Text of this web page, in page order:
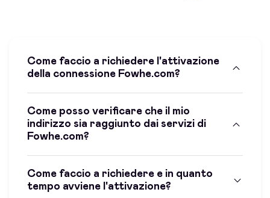
Come faccio a richiedere l'attivazione
della connessione Fowhe.com?
Come posso verificare che il mio
indirizzo sia raggiunto dai servizi di
Fowhe.com?
Come faccio a richiedere e in quanto
tempo avviene l'attivazione?